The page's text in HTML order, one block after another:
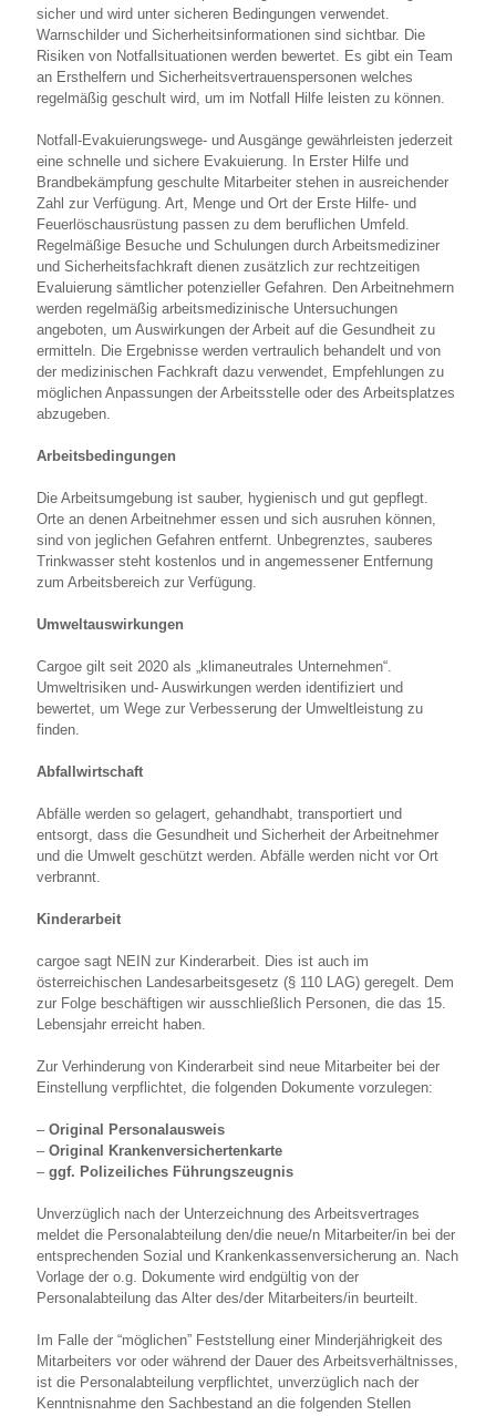
sicher und wird unter sicheren Bedingungen verwendet.
Warnschilder und Sicherheitsinformationen sind sichtbar. Die
Risiken von Notfallsituationen werden bewertet. Es gibt ein Team
an Ersthelfern und Sicherheitsvertrauenspersonen welches
regelmäßig geschult wird, um im Notfall Hilfe leisten zu können.
Notfall-Evakuierungswege- und Ausgänge gewährleisten jederzeit
eine schnelle und sichere Evakuierung. In Erster Hilfe und
Brandbekämpfung geschulte Mitarbeiter stehen in ausreichender
Zahl zur Verfügung. Art, Menge und Ort der Erste Hilfe- und
Feuerlöschausrüstung passen zu dem beruflichen Umfeld.
Regelmäßige Besuche und Schulungen durch Arbeitsmediziner
und Sicherheitsfachkraft dienen zusätzlich zur rechtzeitigen
Evaluierung sämtlicher potenzieller Gefahren. Den Arbeitnehmern
werden regelmäßig arbeitsmedizinische Untersuchungen
angeboten, um Auswirkungen der Arbeit auf die Gesundheit zu
ermitteln. Die Ergebnisse werden vertraulich behandelt und von
der medizinischen Fachkraft dazu verwendet, Empfehlungen zu
möglichen Anpassungen der Arbeitsstelle oder des Arbeitsplatzes
abzugeben.
Arbeitsbedingungen
Die Arbeitsumgebung ist sauber, hygienisch und gut gepflegt.
Orte an denen Arbeitnehmer essen und sich ausruhen können,
sind von jeglichen Gefahren entfernt. Unbegrenztes, sauberes
Trinkwasser steht kostenlos und in angemessener Entfernung
zum Arbeitsbereich zur Verfügung.
Umweltauswirkungen
Cargoe gilt seit 2020 als „klimaneutrales Unternehmen“.
Umweltrisiken und- Auswirkungen werden identifiziert und
bewertet, um Wege zur Verbesserung der Umweltleistung zu
finden.
Abfallwirtschaft
Abfälle werden so gelagert, gehandhabt, transportiert und
entsorgt, dass die Gesundheit und Sicherheit der Arbeitnehmer
und die Umwelt geschützt werden. Abfälle werden nicht vor Ort
verbrannt.
Kinderarbeit
cargoe sagt NEIN zur Kinderarbeit. Dies ist auch im
österreichischen Landesarbeitsgesetz (§ 110 LAG) geregelt. Dem
zur Folge beschäftigen wir ausschließlich Personen, die das 15.
Lebensjahr erreicht haben.
Zur Verhinderung von Kinderarbeit sind neue Mitarbeiter bei der
Einstellung verpflichtet, die folgenden Dokumente vorzulegen:
– Original Personalausweis
– Original Krankenversichertenkarte
– ggf. Polizeiliches Führungszeugnis
Unverzüglich nach der Unterzeichnung des Arbeitsvertrages
meldet die Personalabteilung den/die neue/n Mitarbeiter/in bei der
entsprechenden Sozial und Krankenkassenversicherung an. Nach
Vorlage der o.g. Dokumente wird endgültig von der
Personalabteilung das Alter des/der Mitarbeiters/in beurteilt.
Im Falle der “möglichen” Feststellung einer Minderjährigkeit des
Mitarbeiters vor oder während der Dauer des Arbeitsverhältnisses,
ist die Personalabteilung verpflichtet, unverzüglich nach der
Kenntnisnahme den Sachbestand an die folgenden Stellen